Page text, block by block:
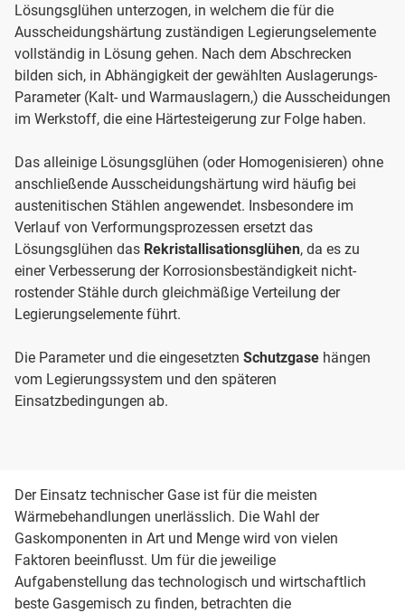
Lösungsglühen unterzogen, in welchem die für die
Ausscheidungshärtung zuständigen Legierungselemente
vollständig in Lösung gehen. Nach dem Abschrecken
bilden sich, in Abhängigkeit der gewählten Auslagerungs-
Parameter (Kalt- und Warmauslagern,) die Ausscheidungen
im Werkstoff, die eine Härtesteigerung zur Folge haben.
Das alleinige Lösungsglühen (oder Homogenisieren) ohne
anschließende Ausscheidungshärtung wird häufig bei
austenitischen Stählen angewendet. Insbesondere im
Verlauf von Verformungsprozessen ersetzt das
Lösungsglühen das Rekristallisationsglühen, da es zu
einer Verbesserung der Korrosionsbeständigkeit nicht-
rostender Stähle durch gleichmäßige Verteilung der
Legierungselemente führt.
Die Parameter und die eingesetzten Schutzgase hängen
vom Legierungssystem und den späteren
Einsatzbedingungen ab.
Der Einsatz technischer Gase ist für die meisten
Wärmebehandlungen unerlässlich. Die Wahl der
Gaskomponenten in Art und Menge wird von vielen
Faktoren beeinflusst. Um für die jeweilige
Aufgabenstellung das technologisch und wirtschaftlich
beste Gasgemisch zu finden, betrachten die